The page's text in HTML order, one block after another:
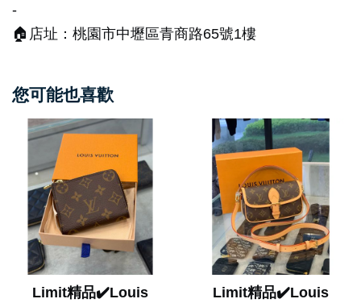
-
🏠店址：桃園市中壢區青商路65號1樓
您可能也喜歡
Limit精品✔️Louis
Limit精品✔️Louis